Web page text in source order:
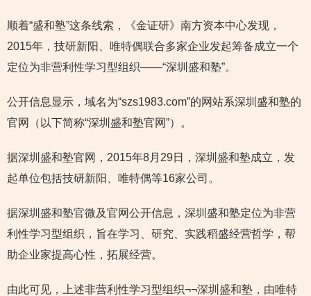
顺着“盛和塾”这条线索，《金证研》南方资本中心发现，
2015年，技研新阳、唯特偶联合多家企业发起筹备成立一个
定位为非营利性学习型组织——“深圳盛和塾”。
公开信息显示，域名为“szs1983.com”的网站系深圳盛和塾的
官网（以下简称“深圳盛和塾官网”）。
据深圳盛和塾官网，2015年8月29日，深圳盛和塾成立，发
起单位包括技研新阳、唯特偶等16家公司。
据深圳盛和塾官微及官网公开信息，深圳盛和塾定位为非营
利性学习型组织，旨在学习、研究、实践稻盛经营哲学，帮
助企业家提高心性，拓展经营。
由此可见，上述非营利性学习型组织¬¬深圳盛和塾，由唯特